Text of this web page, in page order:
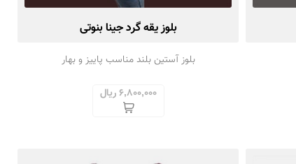
بلوز یقه گرد جینا بنوتی
بلوز آستین بلند مناسب پاییز و بهار
6,800,000 ریال